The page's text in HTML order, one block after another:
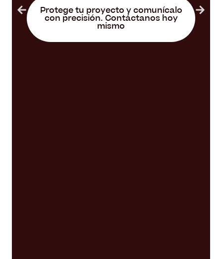
Protege tu proyecto y comunícalo
con precisión. Contáctanos hoy
mismo